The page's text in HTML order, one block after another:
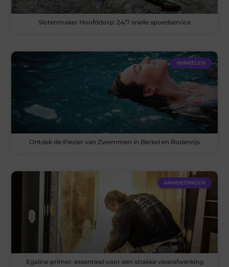
Slotenmaker Hoofddorp: 24/7 snelle spoedservice
WINKELEN
Ontdek de Plezier van Zwemmen in Berkel en Rodenrijs
AANBIEDINGEN
Egaline primer: essentieel voor een strakke vloerafwerking